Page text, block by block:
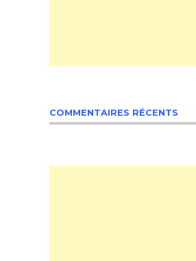
COMMENTAIRES RÉCENTS